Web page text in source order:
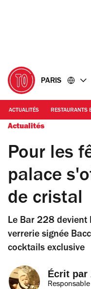
PARIS
ACTUALITÉS RESTAURANTS
Actualités
Pour les
palace
de cristal
Le Bar 228 devient
verrerie signée
cocktails exclusive
Écrit par